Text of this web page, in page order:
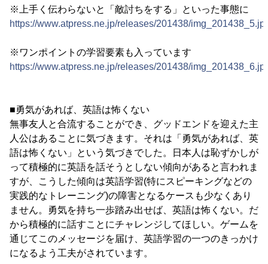
※上手く伝わらないと「敵討ちをする」といった事態に
https://www.atpress.ne.jp/releases/201438/
※ワンポイントの学習要素も入っています
https://www.atpress.ne.jp/releases/201438/
■勇気があれば、英語は怖くない
無事友人と合流することができ、グッドエンドを迎えた主
人公はあることに気づきます。それは「勇気があれば、英
語は怖くない」という気づきでした。日本人は恥ずかしが
って積極的に英語を話そうとしない傾向があると言われま
すが、こうした傾向は英語学習(特にスピーキングなどの
実践的なトレーニング)の障害となるケースも少なくあり
ません。勇気を持ち一歩踏み出せば、英語は怖くない。だ
から積極的に話すことにチャレンジしてほしい。ゲームを
通じてこのメッセージを届け、英語学習の一つのきっかけ
になるよう工夫がされています。